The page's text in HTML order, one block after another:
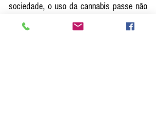
sociedade, o uso da cannabis passe não
só a ser difundido no Brasil, mas
também compreendido em sua